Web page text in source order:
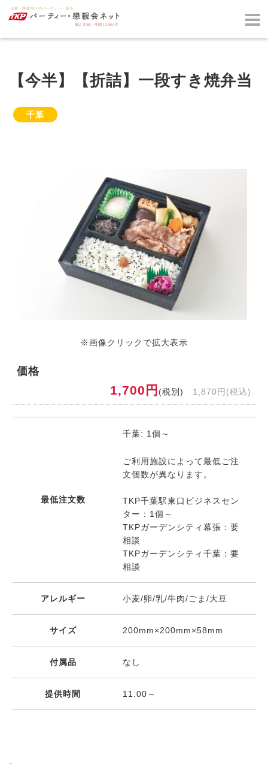
【今半】【折詰】一段すき焼弁当
千葉
※画像クリックで拡大表示
価格
1,700円 (税別) 1,870円(税込)
最低注文数
千葉: 1個～
ご利用施設によって最低ご注
文個数が異なります。
TKP千葉駅東口ビジネスセン
ター：1個～
TKPガーデンシティ幕張：要
相談
TKPガーデンシティ千葉：要
相談
アレルギー 小麦/卵/乳/牛肉/ごま/大豆
サイズ 200mm×200mm×58mm
付属品 なし
提供時間 11:00～